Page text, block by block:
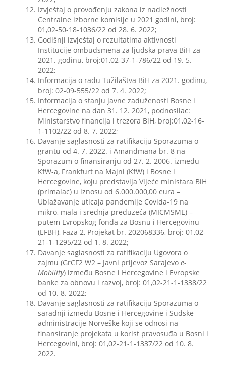
Izvještaj o provođenju zakona iz nadležnosti
Centralne izborne komisije u 2021 godini, broj:
01,02-50-18-1036/22 od 28. 6. 2022;
Godišnji izvještaj o rezultatima aktivnosti
Institucije ombudsmena za ljudska prava BiH za
2021. godinu, broj:01,02-37-1-786/22 od 19. 5.
2022;
Informacija o radu Tužilaštva BiH za 2021. godinu,
broj: 02-09-555/22 od 7. 4. 2022;
Informacija o stanju javne zaduženosti Bosne i
Hercegovine na dan 31. 12. 2021, podnosilac:
Ministarstvo financija i trezora BiH, broj:01,02-16-
1-1102/22 od 8. 7. 2022;
Davanje saglasnosti za ratifikaciju Sporazuma o
grantu od 4. 7. 2022. i Amandmana br. 8 na
Sporazum o finansiranju od 27. 2. 2006. između
KfW-a, Frankfurt na Majni (KfW) i Bosne i
Hercegovine, koju predstavlja Vijeće ministara BiH
(primalac) u iznosu od 6.000.000,00 eura –
Ublažavanje uticaja pandemije Covida-19 na
mikro, mala i srednja preduzeća (MICMSME) –
putem Evropskog fonda za Bosnu i Hercegovinu
(EFBH), Faza 2, Projekat br. 202068336, broj: 01,02-
21-1-1295/22 od 1. 8. 2022;
Davanje saglasnosti za ratifikaciju Ugovora o
zajmu (GrCF2 W2 – Javni prijevoz Sarajevo e-
Mobility) između Bosne i Hercegovine i Evropske
banke za obnovu i razvoj, broj: 01,02-21-1-1338/22
od 10. 8. 2022;
Davanje saglasnosti za ratifikaciju Sporazuma o
saradnji između Bosne i Hercegovine i Sudske
administracije Norveške koji se odnosi na
finansiranje projekata u korist pravosuđa u Bosni i
Hercegovini, broj: 01,02-21-1-1337/22 od 10. 8.
2022.